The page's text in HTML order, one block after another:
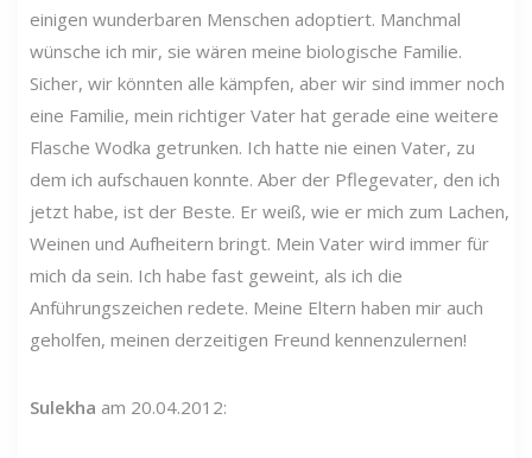
einigen wunderbaren Menschen adoptiert. Manchmal
wünsche ich mir, sie wären meine biologische Familie.
Sicher, wir könnten alle kämpfen, aber wir sind immer noch
eine Familie, mein richtiger Vater hat gerade eine weitere
Flasche Wodka getrunken. Ich hatte nie einen Vater, zu
dem ich aufschauen konnte. Aber der Pflegevater, den ich
jetzt habe, ist der Beste. Er weiß, wie er mich zum Lachen,
Weinen und Aufheitern bringt. Mein Vater wird immer für
mich da sein. Ich habe fast geweint, als ich die
Anführungszeichen redete. Meine Eltern haben mir auch
geholfen, meinen derzeitigen Freund kennenzulernen!
Sulekha am 20.04.2012: